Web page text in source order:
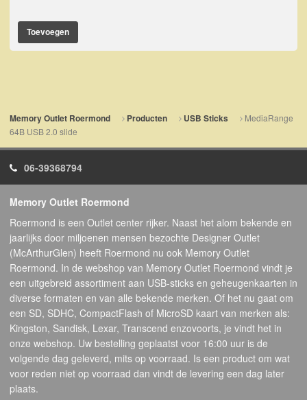
Toevoegen
Memory Outlet Roermond Producten USB Sticks
MediaRange
64B USB 2.0 slide
06-39368794
Memory Outlet Roermond
Roermond is een Outlet center rijker. Naast het alom bekende en
jaarlijks door miljoenen mensen bezochte Designer Outlet
(McArthurGlen) heeft Roermond nu ook Memory Outlet
Roermond. In de webshop van Memory Outlet Roermond vindt je
een uitgebreid assortiment aan USB-sticks en geheugenkaarten in
diverse formaten en van alle bekende merken. Of het nu gaat om
een SD, SDHC, CompactFlash of MicroSD kaart van merken als:
Kingston, Sandisk, Lexar, Transcend enzovoorts, je vindt het in
onze webshop. Uw bestelling geplaatst voor 16:00 uur is de
volgende dag geleverd, mits op voorraad. Is een product om wat
voor reden niet op voorraad dan vindt de levering een dag later
plaats.